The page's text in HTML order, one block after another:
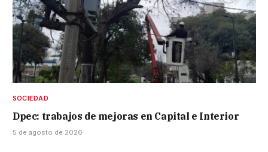
SOCIEDAD
Dpec: trabajos de mejoras en Capital e Interior
5 de agosto de 2026